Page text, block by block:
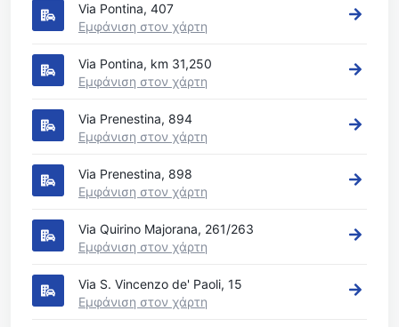
Via Pontina, 407
Εμφάνιση στον χάρτη
Via Pontina, km 31,250
Εμφάνιση στον χάρτη
Via Prenestina, 894
Εμφάνιση στον χάρτη
Via Prenestina, 898
Εμφάνιση στον χάρτη
Via Quirino Majorana, 261/263
Εμφάνιση στον χάρτη
Via S. Vincenzo de' Paoli, 15
Εμφάνιση στον χάρτη